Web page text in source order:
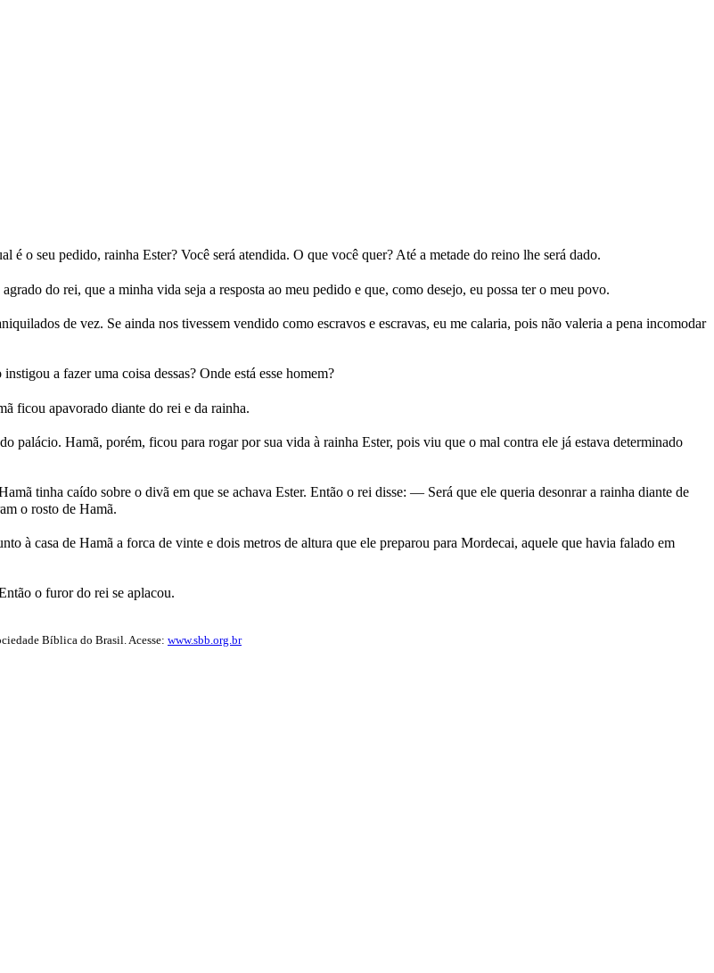
o seu pedido, rainha Ester? Você será atendida. O que você quer? Até a metade do reino lhe será dado.
do rei, que a minha vida seja a resposta ao meu pedido e que, como desejo, eu possa ter o meu povo.
de vez. Se ainda nos tivessem vendido como escravos e escravas, eu me calaria, pois não valeria a pena incomodar
a fazer uma coisa dessas? Onde está esse homem?
ficou apavorado diante do rei e da rainha.
palácio. Hamã, porém, ficou para rogar por sua vida à rainha Ester, pois viu que o mal contra ele já estava determinado
tinha caído sobre o divã em que se achava Ester. Então o rei disse: — Será que ele queria desonrar a rainha diante de
o rosto de Hamã.
à casa de Hamã a forca de vinte e dois metros de altura que ele preparou para Mordecai, aquele que havia falado em
o furor do rei se aplacou.
Bíblica do Brasil. Acesse: www.sbb.org.br